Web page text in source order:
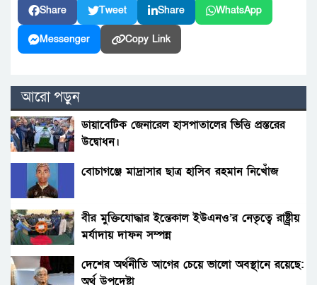
Share Tweet Share WhatsApp
Messenger Copy Link
আরো পড়ুন
ডায়াবেটিক জেনারেল হাসপাতালের ভিত্তি প্রস্তরের
উদ্বোধন।
বোচাগঞ্জে মাদ্রাসার ছাত্র হাসিব রহমান নিখোঁজ
বীর মুক্তিযোদ্ধার ইন্তেকাল ইউএনও’র নেতৃত্বে রাষ্ট্র্রীয়
মর্যাদায় দাফন সম্পন্ন
দেশের অর্থনীতি আগের চেয়ে ভালো অবস্থানে রয়েছে:
অর্থ উপদেষ্টা